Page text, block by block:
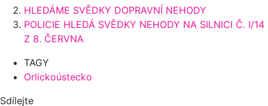
HLEDÁME SVĚDKY DOPRAVNÍ NEHODY
POLICIE HLEDÁ SVĚDKY NEHODY NA SILNICI Č. I/14
Z 8. ČERVNA
TAGY
Orlickoústecko
Sdílejte